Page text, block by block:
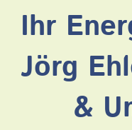
Ihr
Jörg
&